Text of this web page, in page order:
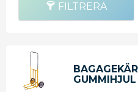
FILTRERA
GUMMIHJUL